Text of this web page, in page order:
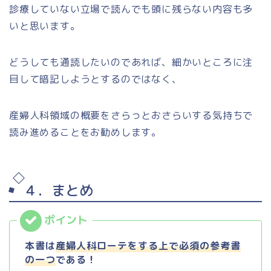
診療していない立場で読んでも頭に残らない内容も多
いと思います。
どうしても通読したいのであれば、細かいところに注
目して暗記しようとするのではなく、
産婦人科領域の概要をさらっとおさらいする気持ちで
読み進めることをお勧めします。
４．まとめ
本書は産婦人科ローテをする上で必須の参考書
の一つである ！